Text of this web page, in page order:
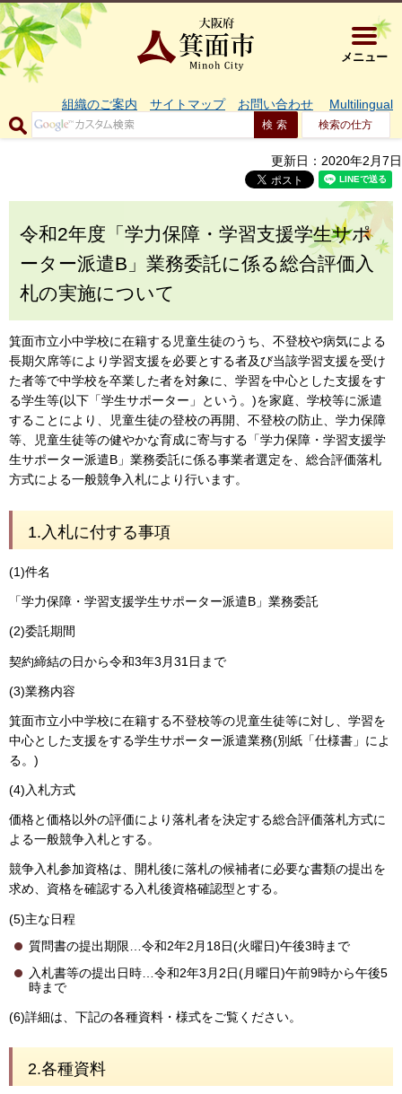
大阪府箕
メニュー
組織のご案内 サイトマップ お問い合わせ Multilingual
検索の仕方
更新日：2020年2月7日
令和2年度「学力保障・学習支援学生サポ
ーター派遣B」業務委託に係る総合評価入
札の実施について
箕面市立小中学校に在籍する児童生徒のうち、不登校や病気による
長期欠席等により学習支援を必要とする者及び当該学習支援を受け
た者等で中学校を卒業した者を対象に、学習を中心とした支援をす
る学生等(以下「学生サポーター」という。)を家庭、学校等に派遣
することにより、児童生徒の登校の再開、不登校の防止、学力保障
等、児童生徒等の健やかな育成に寄与する「学力保障・学習支援学
生サポーター派遣B」業務委託に係る事業者選定を、総合評価落札
方式による一般競争入札により行います。
1.入札に付する事項
(1)件名
「学力保障・学習支援学生サポーター派遣B」業務委託
(2)委託期間
契約締結の日から令和3年3月31日まで
(3)業務内容
箕面市立小中学校に在籍する不登校等の児童生徒等に対し、学習を
中心とした支援をする学生サポーター派遣業務(別紙「仕様書」によ
る。)
(4)入札方式
価格と価格以外の評価により落札者を決定する総合評価落札方式に
よる一般競争入札とする。
競争入札参加資格は、開札後に落札の候補者に必要な書類の提出を
求め、資格を確認する入札後資格確認型とする。
(5)主な日程
質問書の提出期限…令和2年2月18日(火曜日)午後3時まで
入札書等の提出日時…令和2年3月2日(月曜日)午前9時から午後5
時まで
(6)詳細は、下記の各種資料・様式をご覧ください。
2.各種資料